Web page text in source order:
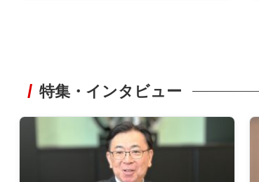
特集・インタビュー